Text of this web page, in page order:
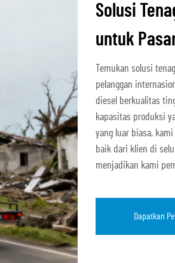
Solusi
untuk
Temukan solusi
pelanggan
diesel berkualitas
kapasitas produksi
yang luar biasa,
baik dari klien di
menjadikan kami
Dapatkan